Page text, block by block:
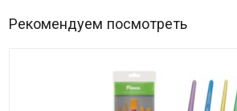
Рекомендуем посмотреть